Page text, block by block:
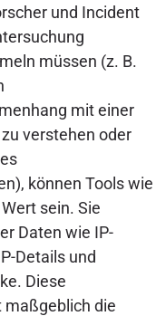
und Incident
müssen (z. B.
mit einer
verstehen oder
können Tools wie
sein. Sie
Daten wie IP-
Details und
Diese
die